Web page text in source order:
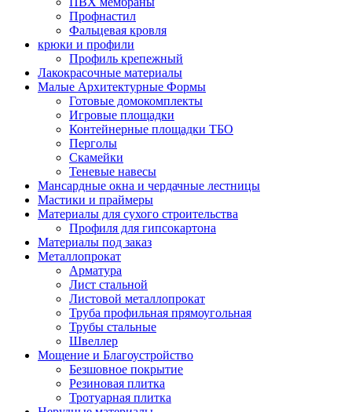
Профнастил
Фальцевая кровля
крюки и профили
Профиль крепежный
Лакокрасочные материалы
Малые Архитектурные Формы
Готовые домокомплекты
Игровые площадки
Контейнерные площадки ТБО
Перголы
Скамейки
Теневые навесы
Мансардные окна и чердачные лестницы
Мастики и праймеры
Материалы для сухого строительства
Профиля для гипсокартона
Материалы под заказ
Металлопрокат
Арматура
Лист стальной
Листовой металлопрокат
Труба профильная прямоугольная
Трубы стальные
Швеллер
Мощение и Благоустройство
Безшовное покрытие
Резиновая плитка
Тротуарная плитка